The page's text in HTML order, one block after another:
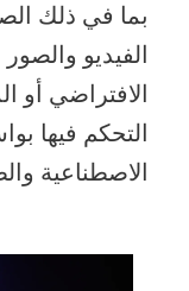
بما في ذلك
الفيديو
الافتراضي أو
التحكم فيها
الاصطناعية